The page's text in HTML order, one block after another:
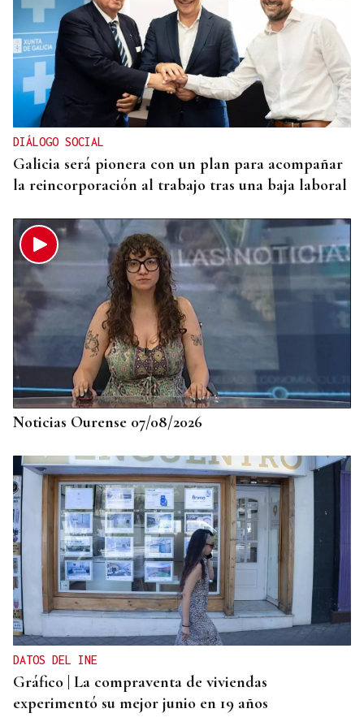
INMOBILIARIA
La vivienda se dispara en el centro de Madrid:
crece el doble que los salarios en la última década
DIÁLOGO SOCIAL
Galicia será pionera con un plan para acompañar
la reincorporación al trabajo tras una baja laboral
Noticias Ourense 07/08/2026
DATOS DEL INE
Gráfico | La compraventa de viviendas
experimentó su mejor junio en 19 años